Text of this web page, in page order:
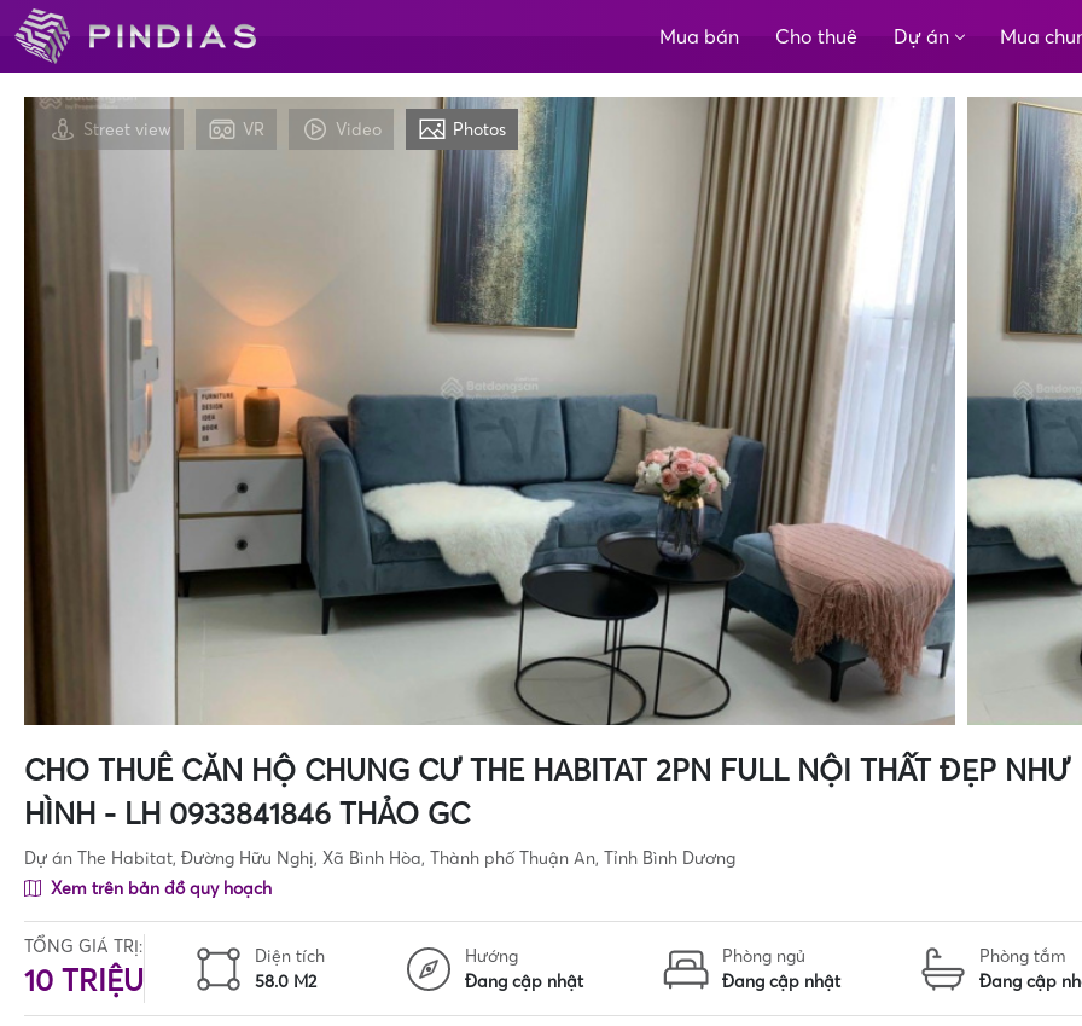
Mua bán Cho thuê Dự án Mua
Street view VR Video Photos
CHO THUÊ CĂN HỘ CHUNG CƯ THE HABITAT 2PN FULL NỘI THẤT ĐẸP NHƯ
HÌNH - LH 0933841846 THẢO GC
Dự án The Habitat, Đường Hữu Nghị, Xã Bình Hòa, Thành phố Thuận An, Tỉnh Bình Dương
Xem trên bản đồ quy hoạch
TỔNG GIÁ TRỊ:
10 TRIỆU
Diện tích
58.0 M2
Hướng
Đang cập nhật
Phòng ngủ
Đang cập nhật
Phòng tắm
Đang cập